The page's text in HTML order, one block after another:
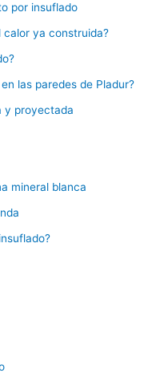
por insuflado
calor ya construida?
las paredes de Pladur?
y proyectada
mineral blanca